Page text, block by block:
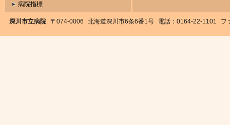
病院指標
深川市立病院 〒074-0006 北海道深川市6条6番1号 電話：0164-22-1101 フ